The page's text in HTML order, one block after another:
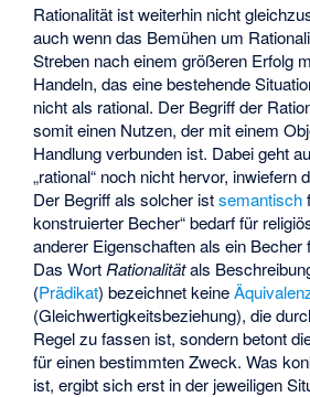
Rationalität ist weiterhin nicht
auch wenn das Bemühen um
Streben nach einem größeren Erfolg
Handeln, das eine bestehende
nicht als rational. Der Begriff der
somit einen Nutzen, der mit einem
Handlung verbunden ist. Dabei geht
„rational“ noch nicht hervor, inwiefern
Der Begriff als solcher istsemantisch
konstruierter Becher“ bedarf für
anderer Eigenschaften als ein Becher
Das Wort Rationalitätals
(Prädikat) bezeichnet keine
(Gleichwertigkeitsbeziehung), die
Regel zu fassen ist, sondern betont
für einen bestimmten Zweck. Was
ist, ergibt sich erst in der jeweiligen